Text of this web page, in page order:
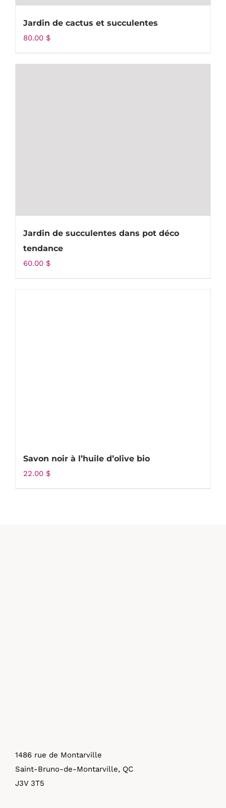
Jardin de cactus et succulentes
80.00 $
Jardin de succulentes dans pot déco
tendance
60.00 $
Savon noir à l’huile d’olive bio
22.00 $
1486 rue de Montarville
Saint-Bruno-de-Montarville, QC
J3V 3T5